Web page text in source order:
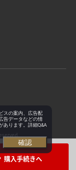
購入手続きへ
スの案内、広告配
告データなどの情
あります。詳細Q&A
確認